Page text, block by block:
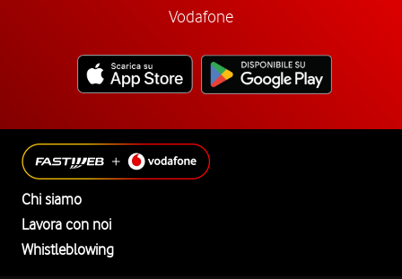
Vodafone
Chi siamo
Lavora con noi
Whistleblowing